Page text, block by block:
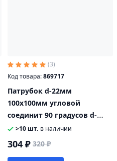
(3)
Код товара:869717
Патрубок d-22мм
100х100мм угловой
соединит 90 градусов d-
22мм 150х150мм
>10 шт. в наличии
304 ₽ 320 ₽